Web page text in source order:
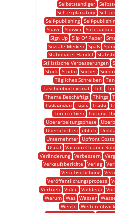
Selbstständiger
Self-explanatory
Self-
Self-publishing
Self-
Shave
Shower Sichtbarkeit
Sign Up Slip Of Paper
Soziale Medien
Spaß
Stationärer Handel
Stilistische Verbesserungen
Stück Studio Sucher
Tägliches Schreiben
Taschenbuchformat Tell
Thema Beschäftigt Things
Todsünden
Topic Trade
Türen öffnen Turning
Überarbeitungsphase
Überschriften
üblich
Unternehmer
Upfront Costs
Usual
Vacuum Cleaner
Veränderung
Verbessern
Verkaufsberichte
Verlag
Veröffentlichung
Veröffentlichungsprozess
Vertrieb Video Volldepp
Warum Was Wasser
Weight